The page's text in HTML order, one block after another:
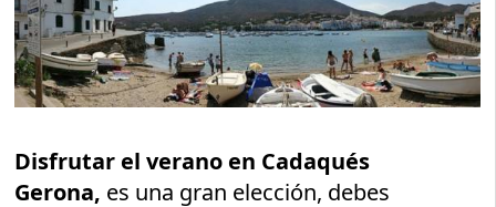
Disfrutar el verano en Cadaqués
Gerona, es una gran elección, debes